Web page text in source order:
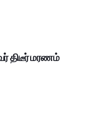
திடீர் மரணம்